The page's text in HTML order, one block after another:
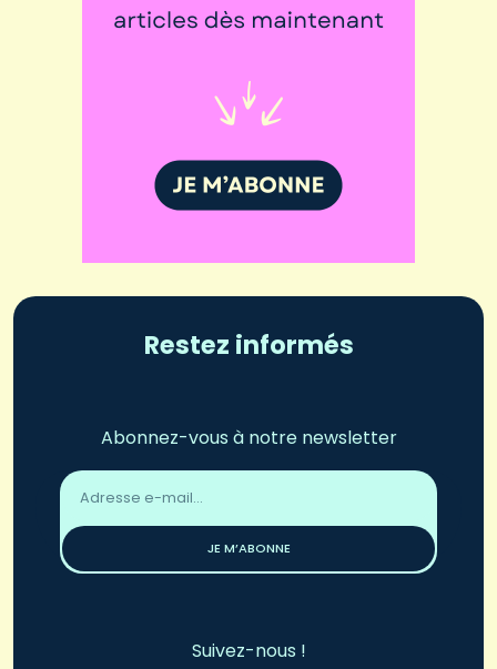
Restez informés
Abonnez-vous à notre newsletter
Adresse
email
JE M’ABONNE
Suivez-nous !